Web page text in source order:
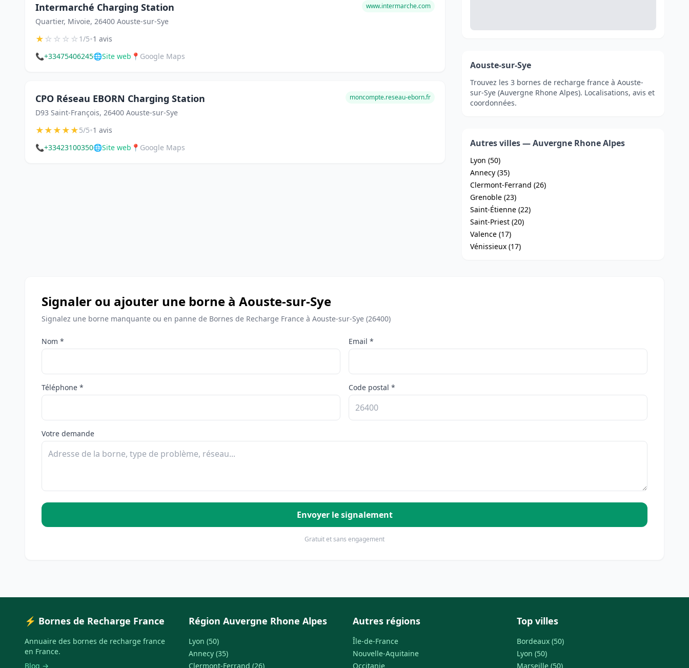
Intermarché Charging Station
Quartier, Mivoie, 26400 Aouste-sur-Sye
www.intermarche.com
★☆☆☆☆1/5•1 avis
📞+33475406245🌐Site web 📍 Google Maps
CPO Réseau EBORN Charging Station
D93 Saint-François, 26400 Aouste-sur-Sye
moncompte.reseau-eborn.fr
★★★★★5/5•1 avis
📞+33423100350🌐Site web 📍 Google Maps
Aouste-sur-Sye
Trouvez les 3 bornes de recharge france à Aouste-
sur-Sye (Auvergne Rhone Alpes). Localisations, avis et
coordonnées.
Autres villes — Auvergne Rhone Alpes
Lyon (50)
Annecy (35)
Clermont-Ferrand (26)
Grenoble (23)
Saint-Étienne (22)
Saint-Priest (20)
Valence (17)
Vénissieux (17)
Signaler ou ajouter une borne à Aouste-sur-Sye
Signalez une borne manquante ou en panne de Bornes de Recharge France à Aouste-sur-Sye (26400)
Nom * Email *
Téléphone * Code postal *
Votre demande
Envoyer le signalement
Gratuit et sans engagement
⚡ Bornes de Recharge France
Annuaire des bornes de recharge france
en France.
Blog →
Région Auvergne Rhone Alpes
Lyon (50)
Annecy (35)
Clermont-Ferrand (26)
Autres régions
Île-de-France
Nouvelle-Aquitaine
Occitanie
Top villes
Bordeaux (50)
Lyon (50)
Marseille (50)